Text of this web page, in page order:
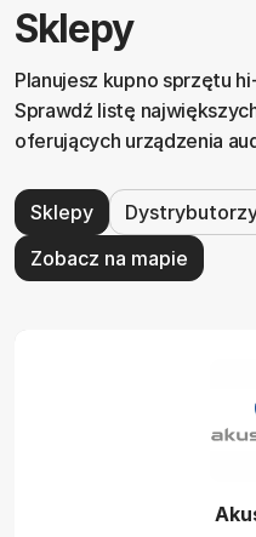
Sklepy
Planujesz kupno sprzętu
Sprawdź listę
oferujących urządzenia
Sklepy
Zobacz na mapie